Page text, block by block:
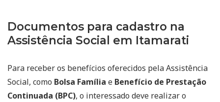
Documentos para cadastro na
Assistência Social em Itamarati
Para receber os benefícios oferecidos pela Assistência
Social, como Bolsa Família e Benefício de Prestação
Continuada (BPC), o interessado deve realizar o